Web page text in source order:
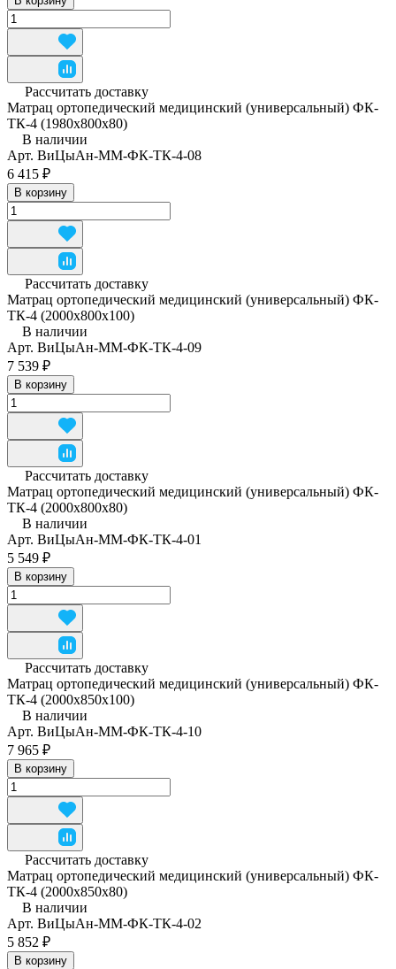
Рассчитать доставку
Матрац ортопедический медицинский (универсальный) ФК-
ТК-4 (1980x800x80)
В наличии
Арт. ВиЦыАн-ММ-ФК-ТК-4-08
6 415 ₽
В корзину
Рассчитать доставку
Матрац ортопедический медицинский (универсальный) ФК-
ТК-4 (2000x800x100)
В наличии
Арт. ВиЦыАн-ММ-ФК-ТК-4-09
7 539 ₽
В корзину
Рассчитать доставку
Матрац ортопедический медицинский (универсальный) ФК-
ТК-4 (2000x800x80)
В наличии
Арт. ВиЦыАн-ММ-ФК-ТК-4-01
5 549 ₽
В корзину
Рассчитать доставку
Матрац ортопедический медицинский (универсальный) ФК-
ТК-4 (2000x850x100)
В наличии
Арт. ВиЦыАн-ММ-ФК-ТК-4-10
7 965 ₽
В корзину
Рассчитать доставку
Матрац ортопедический медицинский (универсальный) ФК-
ТК-4 (2000x850x80)
В наличии
Арт. ВиЦыАн-ММ-ФК-ТК-4-02
5 852 ₽
В корзину